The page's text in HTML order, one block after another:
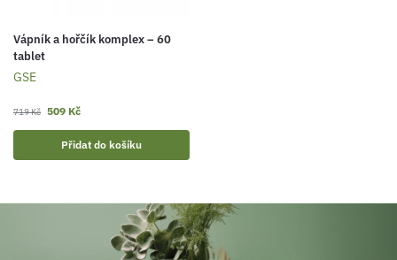
Vápník a hořčík komplex – 60
tablet
GSE
719Kč 509 Kč
Přidat do košíku